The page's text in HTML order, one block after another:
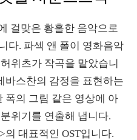
걸맞은 황홀한 음악으로
다. 파섹 앤 폴이 영화음악
위츠가 작곡을 맡았습니
바스찬의 감정을 표현하는
폭의 그림 같은 영상에 아
위기를 연출해 냅니다.
대표적인 OST입니다.